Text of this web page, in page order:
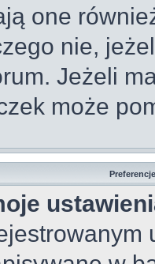
one
nie,
Jeżeli
może